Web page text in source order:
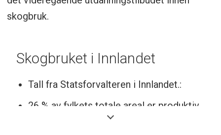
skogbruk.
Skogbruket i Innlandet
Tall fra Statsforvalteren i Innlandet.:
26 % av fylkets totale areal er produktiv